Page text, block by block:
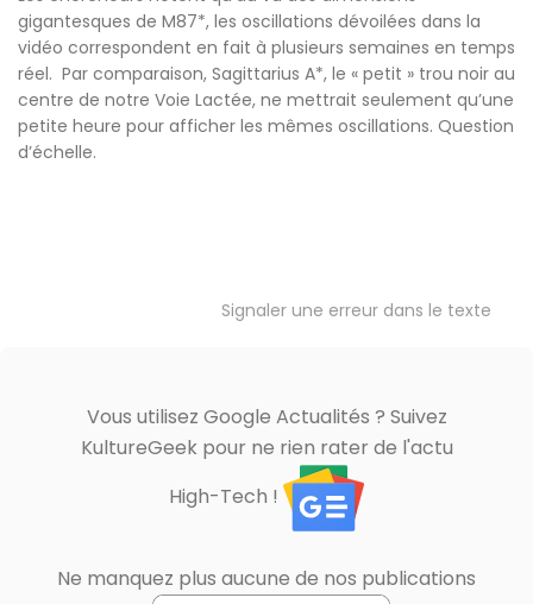
gigantesques de M87*, les oscillations dévoilées dans la
vidéo correspondent en fait à plusieurs semaines en temps
réel. Par comparaison, Sagittarius A*, le « petit » trou noir au
centre de notre Voie Lactée, ne mettrait seulement qu’une
petite heure pour afficher les mêmes oscillations. Question
d’échelle.
Signaler une erreur dans le texte
Vous utilisez Google Actualités ? Suivez
KultureGeek pour ne rien rater de l'actu
High-Tech !
Ne manquez plus aucune de nos publications